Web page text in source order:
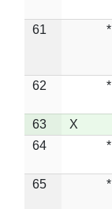
61 *
62 *
63 X
64
*
65 *